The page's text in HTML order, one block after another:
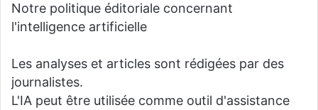
Notre politique éditoriale concernant
l'intelligence artificielle
Les analyses et articles sont rédigées par des
journalistes.
L'IA peut être utilisée comme outil d'assistance